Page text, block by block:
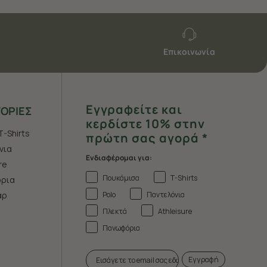
Επικοινωνία
Shirts
Εγγραφείτε και
κερδίστε 10% στην
πρώτη σας αγορά *
Ενδιαφέρομαι για:
Πουκάμισα
T-Shirts
Polo
Παντελόνια
Πλεκτά
Athleisure
Πανωφόρια
Εγγραφή